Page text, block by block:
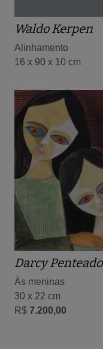
Waldo Kerpen
Alinhamento
16 x 90 x 10 cm
Darcy Penteado
Às meninas
30 x 22 cm
R$ 7.200,00